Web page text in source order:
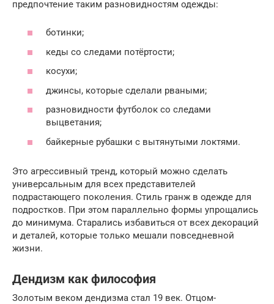
предпочтение таким разновидностям одежды:
ботинки;
кеды со следами потёртости;
косухи;
джинсы, которые сделали рваными;
разновидности футболок со следами
выцветания;
байкерные рубашки с вытянутыми локтями.
Это агрессивный тренд, который можно сделать
универсальным для всех представителей
подрастающего поколения. Стиль гранж в одежде для
подростков. При этом параллельно формы упрощались
до минимума. Старались избавиться от всех декораций
и деталей, которые только мешали повседневной
жизни.
Дендизм как философия
Золотым веком дендизма стал 19 век. Отцом-